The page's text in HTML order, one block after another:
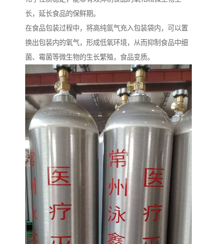
长，延长食品的保鲜期。
在食品包装过程中，将高纯氩气充入包装袋内，可以置
换出包装内的氧气，形成低氧环境，从而抑制食品中细
菌、霉菌等微生物的生长繁殖，食品变质。